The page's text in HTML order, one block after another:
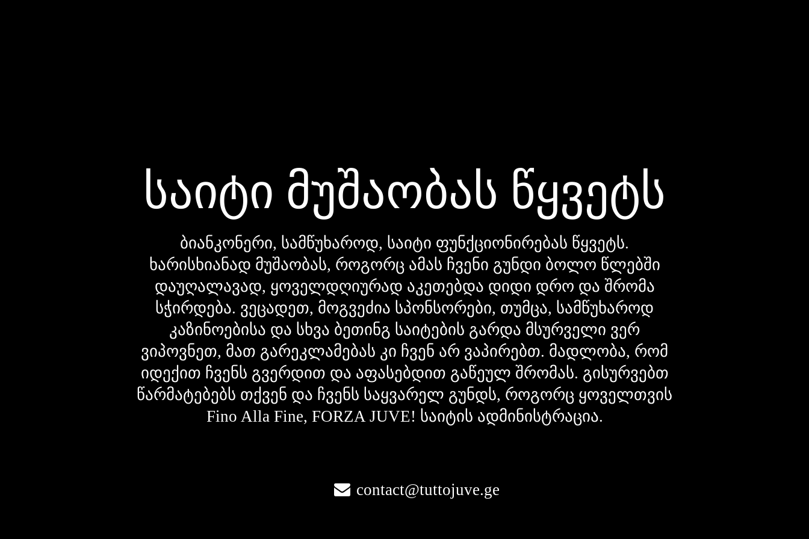
საიტი მუშაობას წყვეტს
ბიანკონერი, სამწუხაროდ, საიტი ფუნქციონირებას წყვეტს.
ხარისხიანად მუშაობას, როგორც ამას ჩვენი გუნდი ბოლო წლებში
დაუღალავად, ყოველდღიურად აკეთებდა დიდი დრო და შრომა
სჭირდება. ვეცადეთ, მოგვეძია სპონსორები, თუმცა, სამწუხაროდ
კაზინოებისა და სხვა ბეთინგ საიტების გარდა მსურველი ვერ
ვიპოვნეთ, მათ გარეკლამებას კი ჩვენ არ ვაპირებთ. მადლობა, რომ
იდექით ჩვენს გვერდით და აფასებდით გაწეულ შრომას. გისურვებთ
წარმატებებს თქვენ და ჩვენს საყვარელ გუნდს, როგორც ყოველთვის
Fino Alla Fine, FORZA JUVE! საიტის ადმინისტრაცია.
contact@tuttojuve.ge